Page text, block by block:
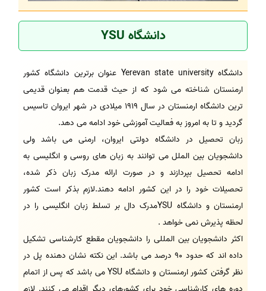
دانشگاه YSU
دانشگاه Yerevan state university عنوان برترین دانشگاه کشور
ارمنستان شناخته می شود که از حیث قدمت هم بعنوان قدیمی
ترین دانشگاه ارمنستان در سال 1919 میلادی در شهر ایروان تاسیس
گردید و تا به امروز به فعالیت آموزشی خود ادامه می دهد.
زبان تحصیل در دانشگاه دولتی ایروان، ارمنی می باشد ولی
دانشجویان بین الملل می توانند به زبان های روسی و انگلیسی به
ادامه تحصیل بپردازند و در صورت ارائه مدرک زبان ذکر شده،
تحصیلات خود را در این کشور ادامه دهند.لازم بذکر است کشور
ارمنستان و دانشگاه YSUمدرک دال بر تسلط زبان انگلیسی را در
لحظه پذیرش نمی خواهد .
اکثر دانشجویان بین المللی را دانشجویان مقطع کارشناسی تشکیل
داده اند که حدود 90 درصد می باشد. این نکته نشان دهنده پل در
نظر گرفتن کشور ارمنستان و دانشگاه YSU می باشد که پس از اتمام